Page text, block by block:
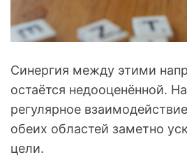
Синергия между этими
остаётся недооценённой.
регулярное
обеих областей заметно
цели.